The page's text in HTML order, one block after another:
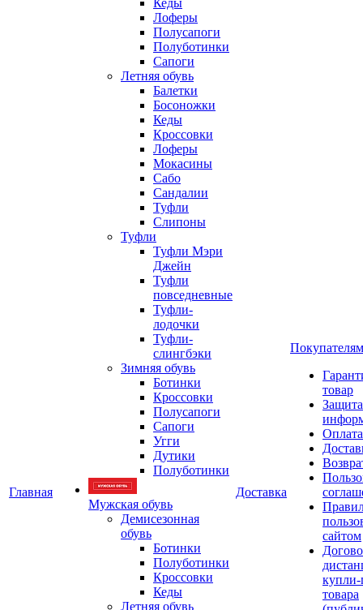
Главная
Кеды
Лоферы
Полусапоги
Полуботинки
Сапоги
Летняя обувь
Балетки
Босоножки
Кеды
Кроссовки
Лоферы
Мокасины
Сабо
Сандалии
Туфли
Слипоны
Туфли
Туфли Мэри
Джейн
Туфли
повседневные
Туфли-
лодочки
Туфли-
слингбэки
Зимняя обувь
Ботинки
Кроссовки
Полусапоги
Сапоги
Угги
Дутики
Полуботинки
Мужская обувь
Демисезонная
обувь
Ботинки
Полуботинки
Кроссовки
Кеды
Летняя обувь
Доставка
Покупателям
товар
Защита
Оплата
сайтом
товара